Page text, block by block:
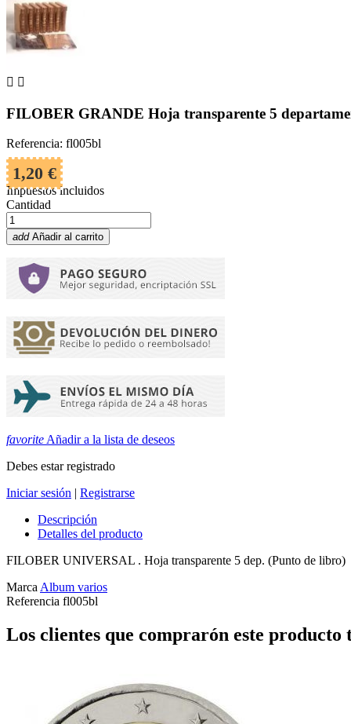
 
FILOBER GRANDE Hoja transparente 5
Referencia: fl005bl
1,20 €
Impuestos incluidos
Cantidad
add Añadir al carrito
favoriteAñadir a la lista de deseos
Debes estar registrado
Iniciar sesión | Registrarse
Descripción
Detalles del producto
FILOBER UNIVERSAL . Hoja transparente 5 dep. (Punto de libro)
MarcaAlbum varios
Referencia fl005bl
Los clientes que comprarón este